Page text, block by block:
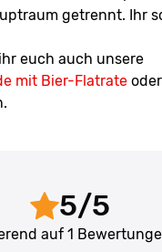
getrennt. Ihr
euch auch unsere
mit Bier-Flatrate oder
5/5
auf 1